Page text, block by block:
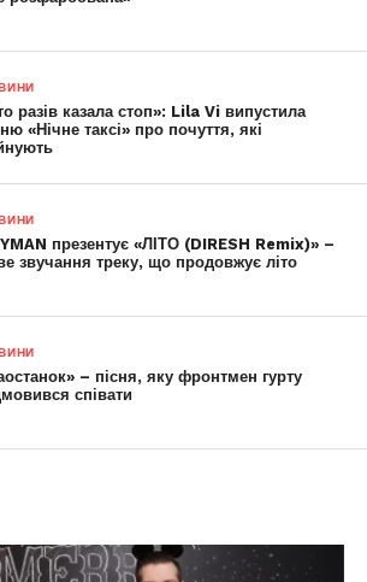
разів казала стоп»: Lila Vi випустила
«Нічне таксі» про почуття, які
презентує «ЛІТО (DIRESH Remix)» –
звучання треку, що продовжує літо
– пісня, яку фронтмен гурту
співати